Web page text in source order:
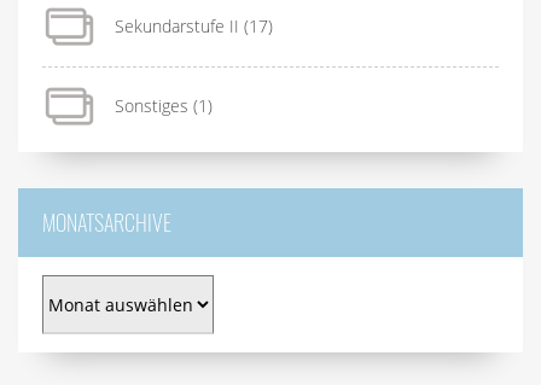
Sekundarstufe II (17)
Sonstiges (1)
MONATSARCHIVE